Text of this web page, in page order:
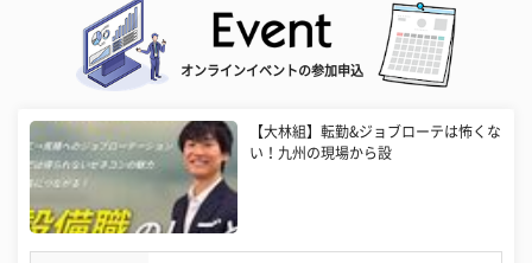
オンラインイベントの参加申込
【大林組】転勤&ジョブローテは怖くな
い！九州の現場から設